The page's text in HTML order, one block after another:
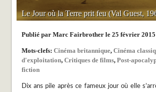
Le Jour où la Terre prit feu (Val Guest,
Publié par Marc Fairbrother le 25 février 2015
Mots-clefs:Cinéma britannique,Cinéma
d'exploitation,Critiques de films,Post-
fiction
Dix ans pile après ce fameux jour où elle